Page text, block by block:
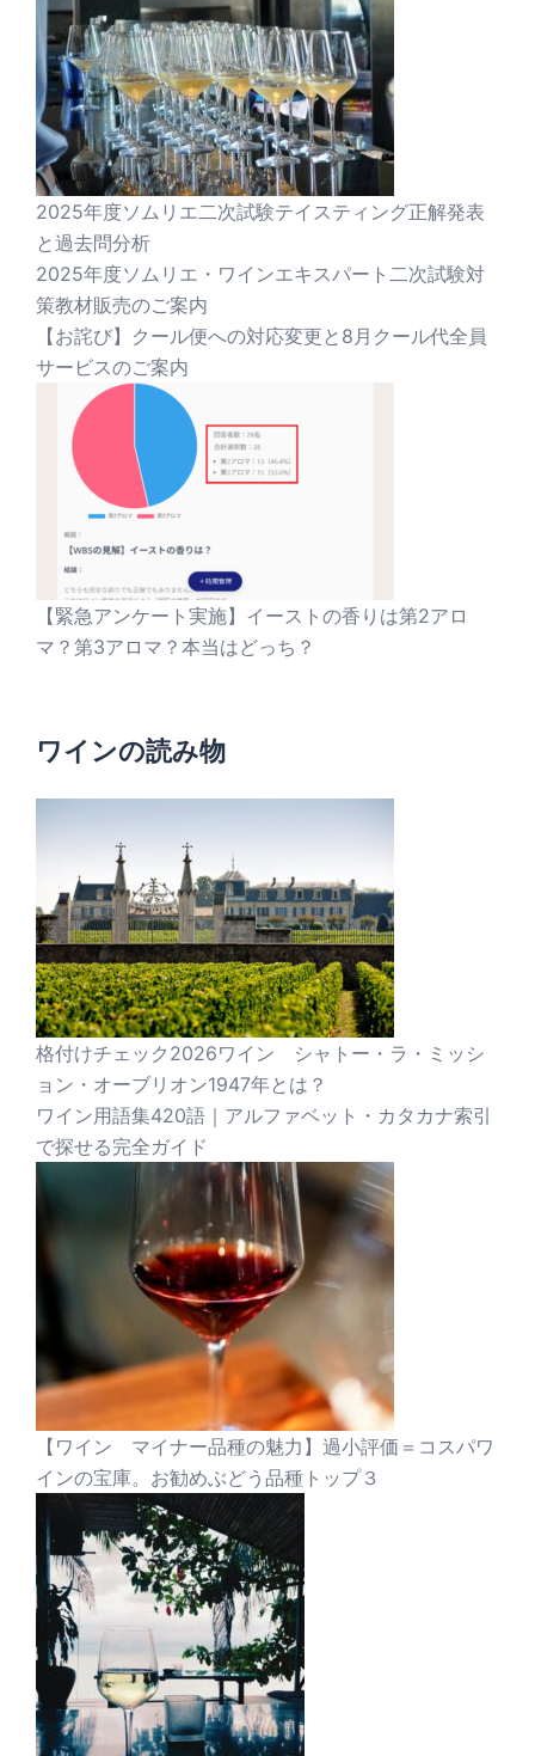
2025年度ソムリエ二次試験テイスティング正解発表
と過去問分析
2025年度ソムリエ・ワインエキスパート二次試験対
策教材販売のご案内
【お詫び】クール便への対応変更と8月クール代全員
サービスのご案内
【緊急アンケート実施】イーストの香りは第2アロ
マ？第3アロマ？本当はどっち？
ワインの読み物
格付けチェック2026ワイン シャトー・ラ・ミッシ
ョン・オーブリオン1947年とは？
ワイン用語集420語｜アルファベット・カタカナ索引
で探せる完全ガイド
【ワイン マイナー品種の魅力】過小評価＝コスパワ
インの宝庫。お勧めぶどう品種トップ３